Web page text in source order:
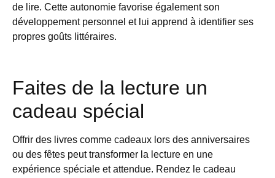
de lire. Cette autonomie favorise également son
développement personnel et lui apprend à identifier ses
propres goûts littéraires.
Faites de la lecture un
cadeau spécial
Offrir des livres comme cadeaux lors des anniversaires
ou des fêtes peut transformer la lecture en une
expérience spéciale et attendue. Rendez le cadeau